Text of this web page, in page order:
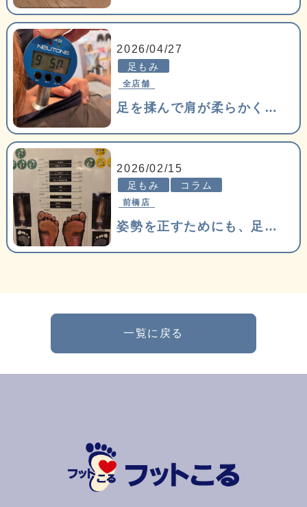
2026/04/27
足もみ
全店舗
足を揉んで肩が柔らかくなるかなぁ？
2026/02/15
足もみ コラム
前橋店
姿勢を正すためにも、足のアーチが大事です
一覧に戻る